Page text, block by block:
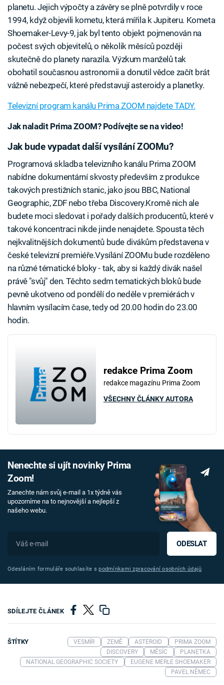
planetu. Jejich výpočty a závěry se plně potvrdily v roce
1994, když objevili kometu, která mířila k Jupiteru. Kometa
Shoemaker-Levy-9, jak byl tento objekt pojmenován na
počest svých objevitelů, o několik měsíců později
skutečně do planety narazila. Výzkum manželů tak
obohatil současnou astronomii a donutil vědce začít brát
vážně nebezpečí, které představují asteroidy a planetky.
Televizní program kanálu Prima ZOOM najdete TADY.
Jak naladit Prima ZOOM? Podívejte se na video!
Jak bude vypadat další vysílání ZOOMu?
Programová skladba televizního kanálu Prima ZOOM
nabídne dokumentární skvosty především z produkce
takových prestižních stanic, jako jsou BBC, National
Geographic, ZDF nebo třeba Discovery.Kromě nich ale
budete moci sledovat i pořady dalších producentů, které v
takové koncentraci nikde jinde nenajdete. Spousta těch
nejkvalitnějších dokumentů bude divákům představena v
české televizní premiéře.Vysílání ZOOMu bude rozděleno
na různé tématické bloky - tak, aby si každý divák našel
právě "svůj" den. Těchto sedm tematických bloků bude
pevně ukotveno od pondělí do neděle v premiérách v
hlavním vysílacím čase, tedy od 20.00 hodin do 23.00
hodin.
redakce Prima Zoom
redakce magazínu Prima Zoom
VŠECHNY ČLÁNKY AUTORA
Nenechte si ujít novinky Prima
Zoom!
Zanechte nám svůj e-mail a 1x týdně vás
upozorníme na to nejnovější a nejlepší z
našeho webu.
ODESLAT
Odesláním formuláře souhlasíte spodmínkami zpracování osobních údajů
SDÍLEJTE ČLÁNEK
ŠTÍTKY VESMÍR ZEMĚ ASTEROID
PRIMA ZOOM
DISCOVERY
MĚSÍC
PLANETKA
NATIONAL GEOGRAPHIC SOCIETY
EUGENE MERLE SHOEMAKER
PAVEL NĚMEC